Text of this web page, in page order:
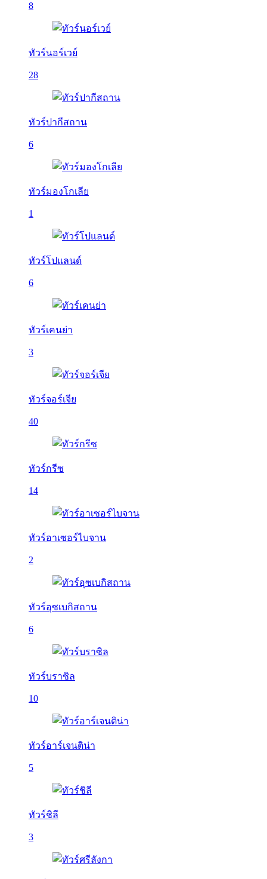
8
ทัวร์นอร์เวย์
28
ทัวร์ปากีสถาน
6
ทัวร์มองโกเลีย
1
ทัวร์โปแลนด์
6
ทัวร์เคนย่า
3
ทัวร์จอร์เจีย
40
ทัวร์กรีซ
14
ทัวร์อาเซอร์ไบจาน
2
ทัวร์อุซเบกิสถาน
6
ทัวร์บราซิล
10
ทัวร์อาร์เจนติน่า
5
ทัวร์ชิลี
3